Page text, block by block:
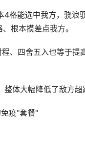
格能选中我方，骁
根本摸差点我方。
、四舍五入也等于
整体大幅降低了敌方
疫"套餐"